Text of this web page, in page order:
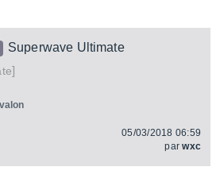
Superwave Ultimate
]
05/03/2018 06:59
parwxc